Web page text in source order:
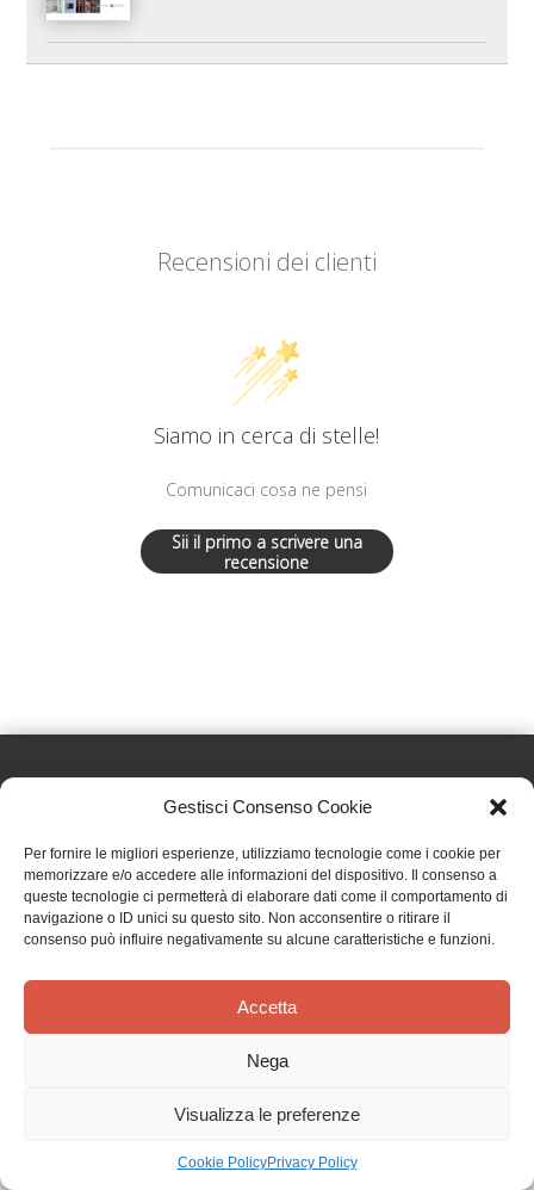
Gestisci Consenso Cookie
Per fornire le migliori esperienze, utilizziamo tecnologie come i cookie per
memorizzare e/o accedere alle informazioni del dispositivo. Il consenso a
queste tecnologie ci permetterà di elaborare dati come il comportamento di
navigazione o ID unici su questo sito. Non acconsentire o ritirare il
consenso può influire negativamente su alcune caratteristiche e funzioni.
Accetta
Nega
Visualizza le preferenze
Cookie PolicyPrivacy Policy
Recensioni dei clienti
Siamo in cerca di stelle!
Comunicaci cosa ne pensi
Sii il primo a scrivere una
recensione
Effatà Editrice di Pellegrino Paolo SAS
C.F. e P.IVA 09655250018
Via Tre Denti, 1 - 10060 Cantalupa (TO)
Telefono: (+39) 0121 353452 - Fax: (+39) 0121 353839